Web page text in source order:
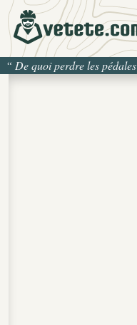
“ De quoi perdre les pédales